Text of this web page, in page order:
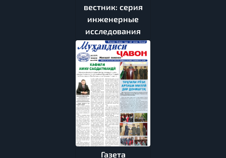
вестник: серия
инженерные
исследования
Газета